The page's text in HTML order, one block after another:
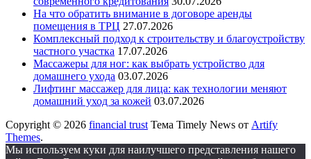
На что обратить внимание в договоре аренды
помещения в ТРЦ 27.07.2026
Комплексный подход к строительству и благоустройству
частного участка 17.07.2026
Массажеры для ног: как выбрать устройство для
домашнего ухода 03.07.2026
Лифтинг массажер для лица: как технологии меняют
домашний уход за кожей 03.07.2026
Copyright © 2026 financial trust Тема Timely News от Artify
Themes.
Мы используем куки для наилучшего представления нашего